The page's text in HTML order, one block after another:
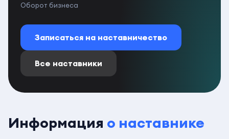
Оборот бизнеса
Записаться на наставничество
Все наставники
Информация о наставнике